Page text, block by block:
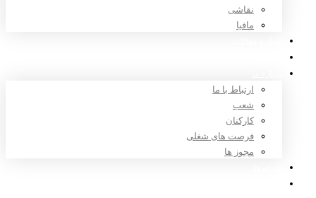
نقاشی
مافیا
ارتباط با ما
شعب
کارکنان
فرصت های شغلی
مجوز ها